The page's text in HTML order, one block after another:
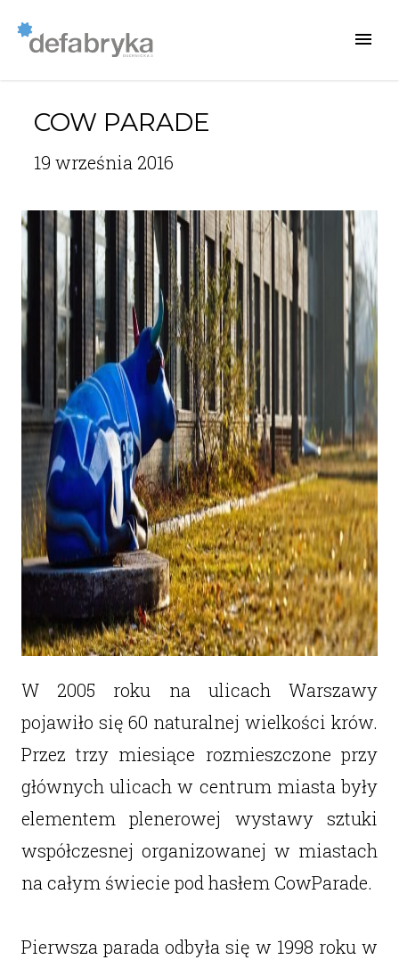
COW PARADE
19 września 2016
W 2005 roku na ulicach Warszawy
pojawiło się 60 naturalnej wielkości krów.
Przez trzy miesiące rozmieszczone przy
głównych ulicach w centrum miasta były
elementem plenerowej wystawy sztuki
współczesnej organizowanej w miastach
na całym świecie pod hasłem CowParade.
Pierwsza parada odbyła się w 1998 roku w